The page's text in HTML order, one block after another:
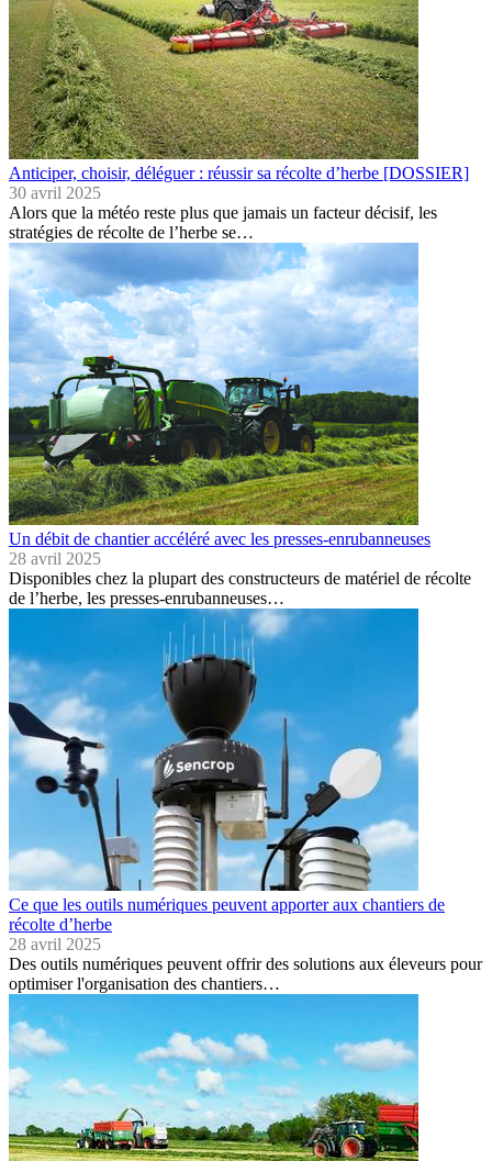
Anticiper, choisir, déléguer : réussir sa récolte d’herbe [DOSSIER]
30 avril 2025
Alors que la météo reste plus que jamais un facteur décisif, les
stratégies de récolte de l’herbe se…
Un débit de chantier accéléré avec les presses-enrubanneuses
28 avril 2025
Disponibles chez la plupart des constructeurs de matériel de récolte
de l’herbe, les presses-enrubanneuses…
Ce que les outils numériques peuvent apporter aux chantiers de
récolte d’herbe
28 avril 2025
Des outils numériques peuvent offrir des solutions aux éleveurs pour
optimiser l'organisation des chantiers…